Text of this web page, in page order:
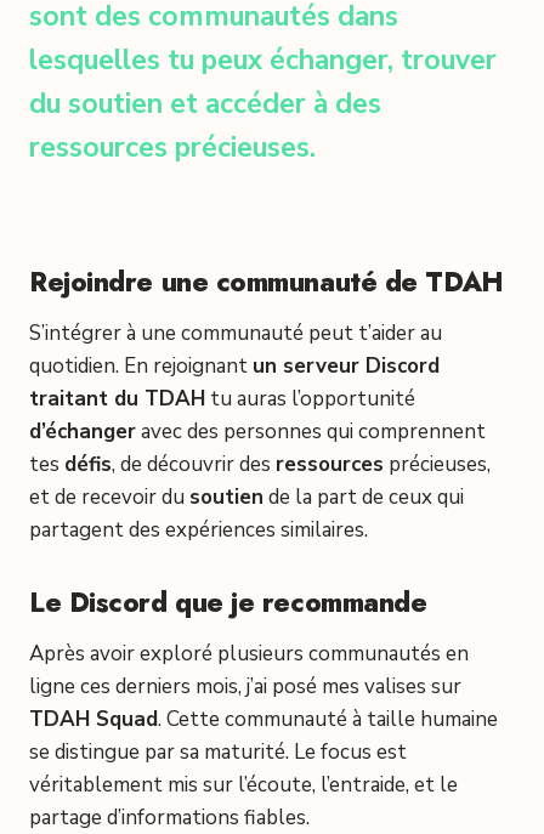
sont des communautés dans
lesquelles tu peux échanger, trouver
du soutien et accéder à des
ressources précieuses.
Rejoindre une communauté de TDAH
S’intégrer à une communauté peut t’aider au
quotidien. En rejoignant un serveur Discord
traitant du TDAH tu auras l’opportunité
d’échangeravec des personnes qui comprennent
tes défis, de découvrir des ressources précieuses,
et de recevoir du soutien de la part de ceux qui
partagent des expériences similaires.
Le Discord que je recommande
Après avoir exploré plusieurs communautés en
ligne ces derniers mois, j’ai posé mes valises sur
TDAH Squad. Cette communauté à taille humaine
se distingue par sa maturité. Le focus est
véritablement mis sur l’écoute, l’entraide, et le
partage d’informations fiables.